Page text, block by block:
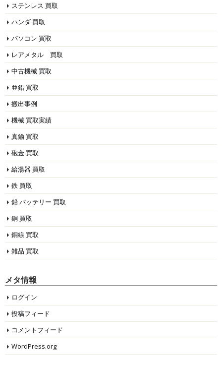
ステンレス 買取
ハンダ 買取
パソコン 買取
レアメタル 買取
中古機械 買取
亜鉛 買取
搬出事例
機械 買取実績
真鍮 買取
砲金 買取
給湯器 買取
鉄 買取
鉛 バッテリー 買取
銅 買取
銅線 買取
雑品 買取
メタ情報
ログイン
投稿フィード
コメントフィード
WordPress.org